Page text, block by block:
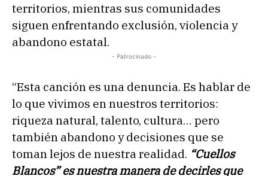
territorios, mientras sus comunidades
siguen enfrentando exclusión, violencia y
abandono estatal.
- Patrocinado -
“Esta canción es una denuncia. Es hablar de
lo que vivimos en nuestros territorios:
riqueza natural, talento, cultura… pero
también abandono y decisiones que se
toman lejos de nuestra realidad. “Cuellos
Blancos” es nuestra manera de decirles que